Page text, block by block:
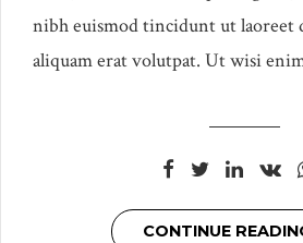
nibh euismod tincidunt ut laoreet
aliquam erat volutpat. Ut wisi
CONTINUE